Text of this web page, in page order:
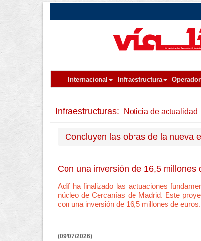
Internacional Infraestructura
Infraestructuras: Noticia de actualidad
Concluyen las obras de la nueva
Con una inversión de 16,5
Adif ha finalizado las actuaciones
núcleo de Cercanías de Madrid. Este
con una inversión de 16,5 millones de euros.
(09/07/2026)